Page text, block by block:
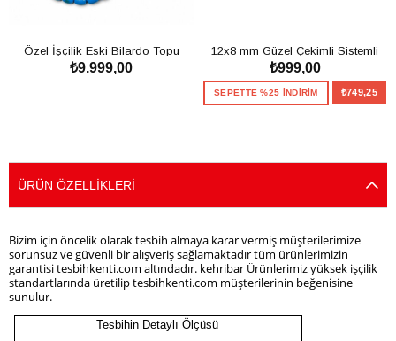
Özel İşçilik Eski Bilardo Topu
99'luk Tesbih
₺9.999,00
12x8 mm Güzel Çekimli Sistemli
Sıkma Kehribar Tesbih
₺999,00
SEPETTE %25 İNDİRİM ₺749,25
ÜRÜN ÖZELLIKLERI
Bizim için öncelik olarak tesbih almaya karar vermiş müşterilerimize
sorunsuz ve güvenli bir alışveriş sağlamaktadır tüm ürünlerimizin
garantisi tesbihkenti.com altındadır. kehribar Ürünlerimiz yüksek işçilik
standartlarında üretilip tesbihkenti.com müşterilerinin beğenisine
sunulur.
Tesbihin Detaylı Ölçüsü